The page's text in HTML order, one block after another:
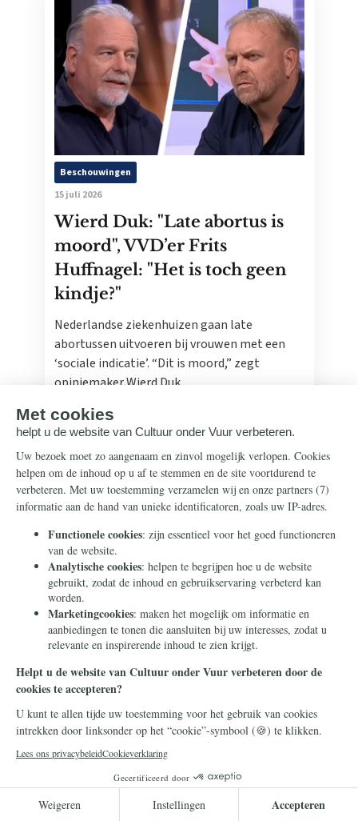
Beschouwingen
15 juli 2026
Wierd Duk: "Late abortus is
moord", VVD’er Frits
Huffnagel: "Het is toch geen
kindje?"
Nederlandse ziekenhuizen gaan late
abortussen uitvoeren bij vrouwen met een
‘sociale indicatie’. “Dit is moord,” zegt
opiniemaker Wierd Duk.
Frans Timmermans
Frans Timmermans krijgt
geheel onverdiend een
eretitel als minister van Staat
Frans Timmermans is benoemd tot minister
van Staat. Waar heeft hij dit buitengewone
eerbetoon aan te danken?